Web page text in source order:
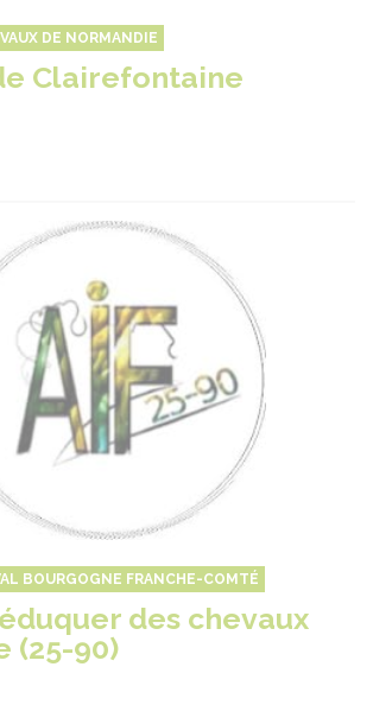
DE NORMANDIE
Clairefontaine
BOURGOGNE FRANCHE-COMTÉ
des chevaux
(25-90)